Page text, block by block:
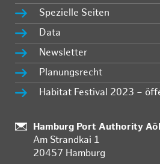
Spezielle Seiten
Data
Newsletter
Planungsrecht
Habitat Festival 2023 –
Standort:
Hamburg Port Authority
Am Strandkai 1
20457 Hamburg